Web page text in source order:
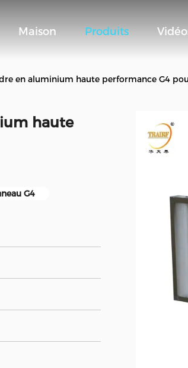
Maison Produits
en aluminium haute performance G4
haute
G4